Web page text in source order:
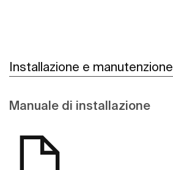
Installazione e manutenzione
Manuale di installazione